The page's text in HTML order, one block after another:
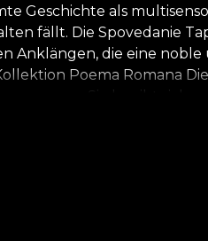
Geschichte als
fällt. Die Spovedanie
die eine
Poema Romana
wo Leben und
kulturelle Erbe zu